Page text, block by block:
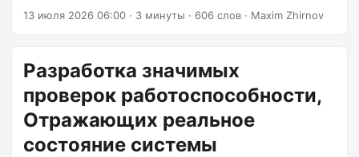
(SLO) и «бюджеты ошибок» становятся всё более
реальную ценность для обеспечения надёжности
наших систем? В этой статье мы подробно рассмотрим
концепции SLO и бюджетов ошибок, изучим их
практическое применение, преимущества и
потенциальные подводные камни. Что такое SLO и
бюджеты ошибок? Цели уровня обслуживания (SLO)
13 июля 2026 06:00 · 3 минуты · 606 слов · Maxim Zhirnov
Разработка значимых
проверок работоспособности,
Отражающих реальное
состояние системы